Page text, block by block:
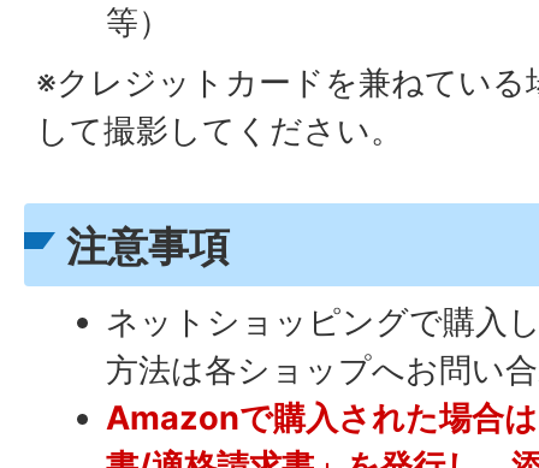
等）
※クレジットカードを兼ねている
して撮影してください。
注意事項
ネットショッピングで購入
方法は各ショップへお問い
Amazonで購入された場合